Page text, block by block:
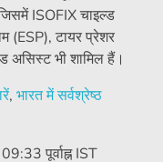
ISOFIX चाइल्ड
(ESP), टायर प्रेशर
असिस्ट भी शामिल हैं।
, भारत में सर्वश्रेष्ठ
पूर्वाह्न IST